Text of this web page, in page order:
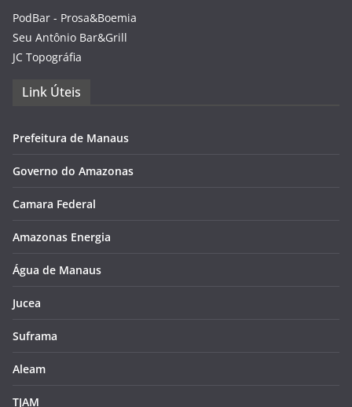
PodBar - Prosa&Boemia
Seu Antônio Bar&Grill
JC Topográfia
Link Úteis
Prefeitura de Manaus
Governo do Amazonas
Camara Federal
Amazonas Energia
Água de Manaus
Jucea
Suframa
Aleam
TJAM